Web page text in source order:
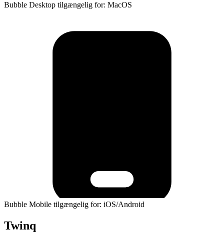
Bubble Desktop tilgængelig for: MacOS
Bubble Mobile tilgængelig for: iOS/Android
Twinq